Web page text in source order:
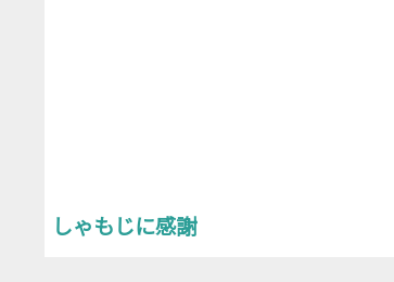
しゃもじに感謝